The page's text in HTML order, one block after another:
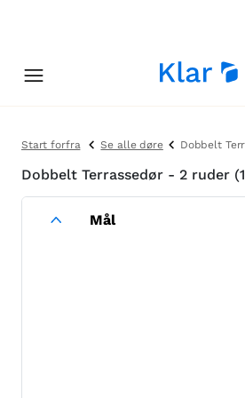
Start forfra Se alle døre Dobbelt
Dobbelt Terrassedør - 2 ruder
Mål